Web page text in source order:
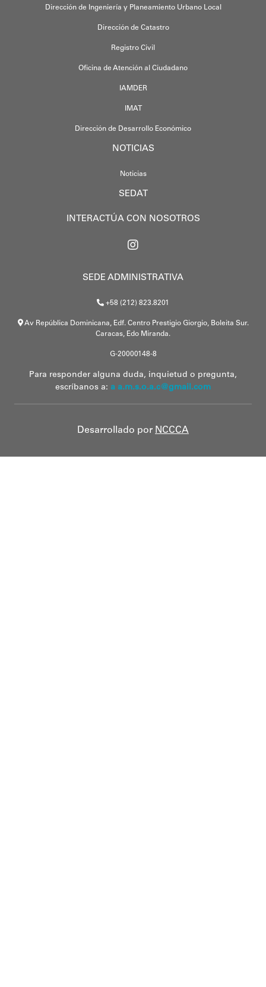
Dirección de Ingeniería y Planeamiento Urbano Local
Dirección de Catastro
Registro Civil
Oficina de Atención al Ciudadano
IAMDER
IMAT
Dirección de Desarrollo Económico
NOTICIAS
Noticias
SEDAT
INTERACTÚA CON NOSOTROS
SEDE ADMINISTRATIVA
+58 (212) 823.8201
Av República Dominicana, Edf. Centro Prestigio Giorgio, Boleita Sur.
Caracas, Edo Miranda.
G-20000148-8
Para responder alguna duda, inquietud o pregunta,
escríbanos a: a a.m.s.o.a.c@gmail.com
Desarrollado por NCCCA